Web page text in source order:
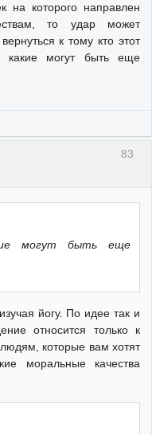
на которого направлен
то удар может
к тому кто этот
могут быть еще
83
могут быть еще
йогу. По идее так и
относится только к
которые вам хотят
моральные качества